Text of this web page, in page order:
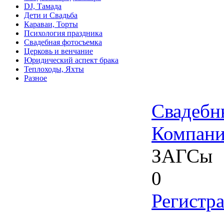
DJ, Тамада
Дети и Свадьба
Караваи, Торты
Психология праздника
Свадебная фотосъемка
Церковь и венчание
Юридический аспект брака
Теплоходы, Яхты
Разное
ЗАГСы
0